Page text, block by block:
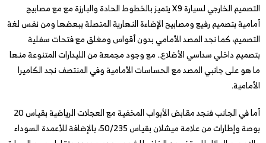
التصميم الخارجي لسيارة X9 يتميز بالخطوط الحادة والبارزة مع مع مصابيح
أمامية بتصميم رفيع ومصابيح الإضاءة النهارية المتصلة ببعضها ومن نفس لغة
التصميم، كما نجد المصد الأمامي بدون أقواس ومغلق مع فتحات سفلية
بتصميم داخلي سداسي الأضلاع.. مع وجود مجمعة من الليدارات المتنوعة منها
ما هو على جانبي المصد مع الحساسات الأمامية وفي المنتصف نجد الكاميرا
الأمامية.
أما في الجانب فنجد مقابض الأبواب المخفية مع العجلات الرياضية بقياس 20
بوصة وإطارات من علامة ميشلان بقياس 50/235، بالإضافة للأعمدة السوداء